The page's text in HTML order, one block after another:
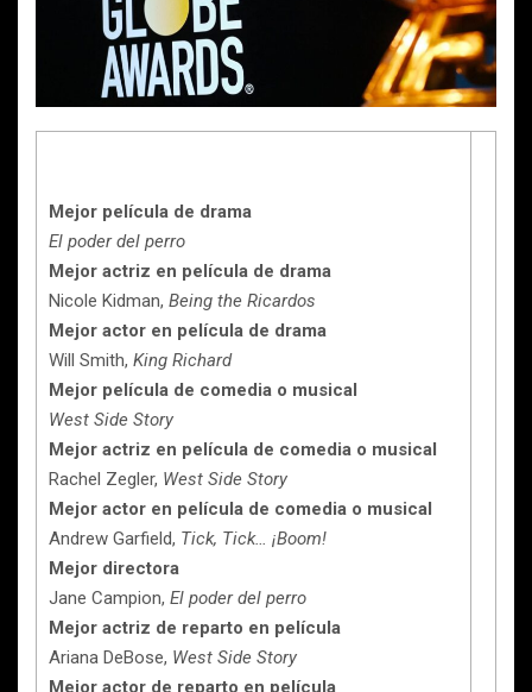
Mejor película de drama
El poder del perro
Mejor actriz en película de drama
Nicole Kidman, Being the Ricardos
Mejor actor en película de drama
Will Smith, King Richard
Mejor película de comedia o musical
West Side Story
Mejor actriz en película de comedia o musical
Rachel Zegler, West Side Story
Mejor actor en película de comedia o musical
Andrew Garfield, Tick, Tick… ¡Boom!
Mejor directora
Jane Campion, El poder del perro
Mejor actriz de reparto en película
Ariana DeBose, West Side Story
Mejor actor de reparto en película